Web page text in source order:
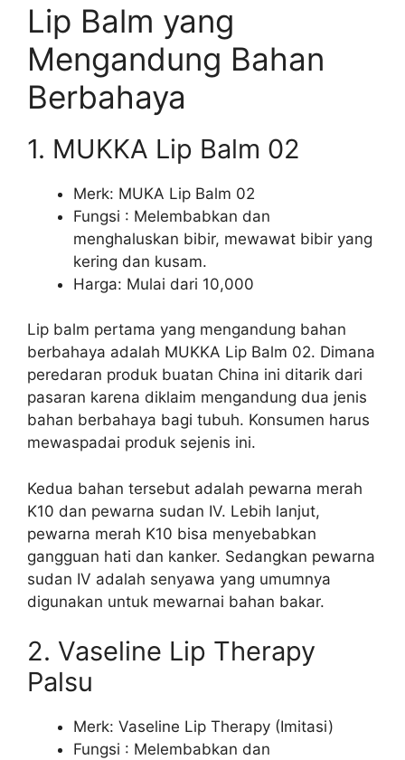
Lip Balm yang
Mengandung Bahan
Berbahaya
1. MUKKA Lip Balm 02
Merk: MUKA Lip Balm 02
Fungsi : Melembabkan dan
menghaluskan bibir, mewawat bibir yang
kering dan kusam.
Harga: Mulai dari 10,000
Lip balm pertama yang mengandung bahan
berbahaya adalah MUKKA Lip Balm 02. Dimana
peredaran produk buatan China ini ditarik dari
pasaran karena diklaim mengandung dua jenis
bahan berbahaya bagi tubuh. Konsumen harus
mewaspadai produk sejenis ini.
Kedua bahan tersebut adalah pewarna merah
K10 dan pewarna sudan IV. Lebih lanjut,
pewarna merah K10 bisa menyebabkan
gangguan hati dan kanker. Sedangkan pewarna
sudan IV adalah senyawa yang umumnya
digunakan untuk mewarnai bahan bakar.
2. Vaseline Lip Therapy
Palsu
Merk: Vaseline Lip Therapy (Imitasi)
Fungsi : Melembabkan dan